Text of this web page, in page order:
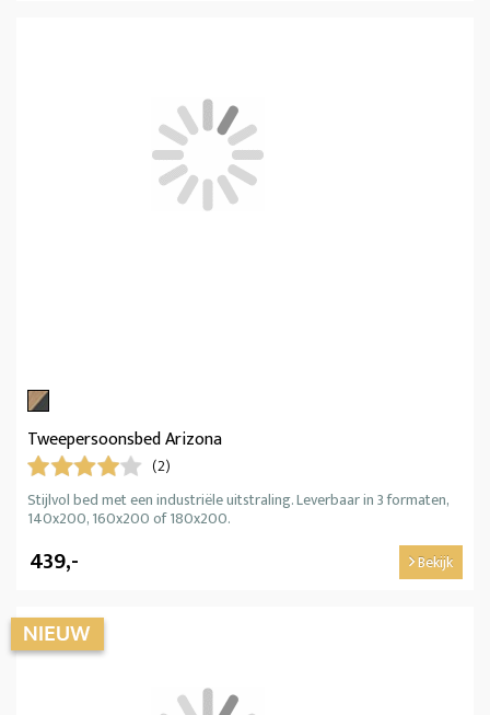
Tweepersoonsbed Arizona
(2)
Stijlvol bed met een industriële uitstraling. Leverbaar in 3 formaten,
140x200, 160x200 of 180x200.
439,- Bekijk